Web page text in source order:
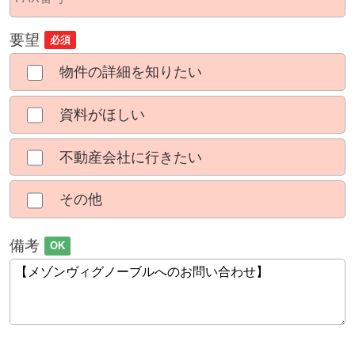
要望 必須
物件の詳細を知りたい
資料がほしい
不動産会社に行きたい
その他
備考 OK